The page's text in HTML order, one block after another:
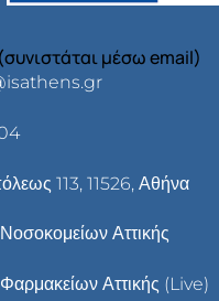
μέσω email)
113, 11526, Αθήνα
Αττικής
Αττικής (Live)